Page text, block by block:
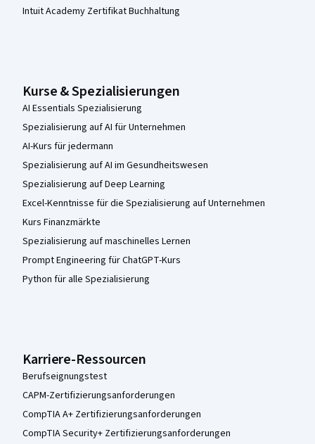
Intuit Academy Zertifikat Buchhaltung
Kurse & Spezialisierungen
AI Essentials Spezialisierung
Spezialisierung auf AI für Unternehmen
AI-Kurs für jedermann
Spezialisierung auf AI im Gesundheitswesen
Spezialisierung auf Deep Learning
Excel-Kenntnisse für die Spezialisierung auf Unternehmen
Kurs Finanzmärkte
Spezialisierung auf maschinelles Lernen
Prompt Engineering für ChatGPT-Kurs
Python für alle Spezialisierung
Karriere-Ressourcen
Berufseignungstest
CAPM-Zertifizierungsanforderungen
CompTIA A+ Zertifizierungsanforderungen
CompTIA Security+ Zertifizierungsanforderungen